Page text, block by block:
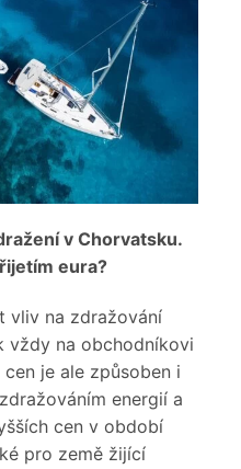
v Chorvatsku.
eura?
vliv na zdražování
vždy na obchodníkovi
je ale způsoben i
energií a
cen v období
pro země žijící